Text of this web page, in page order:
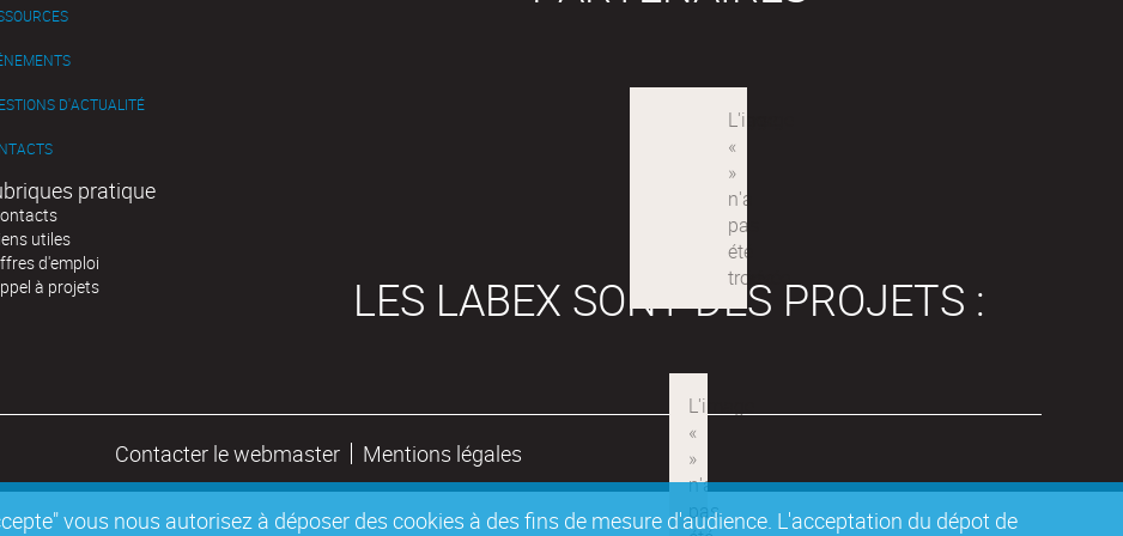
vous nous autorisez à déposer des cookies à des fins de mesure d'audience. L'acceptation du dépot de
D'ACTUALITÉ
pratique
utiles
d'emploi
à projets
LES LABEX SONT DES PROJETS :
Contacter le webmaster Mentions légales